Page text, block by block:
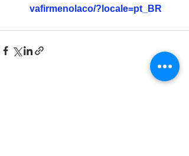
vafirmenolaco/?locale=pt_BR